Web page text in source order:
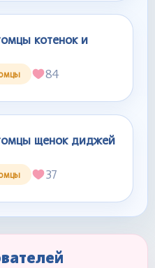
котенок и
84
щенок диджей
37